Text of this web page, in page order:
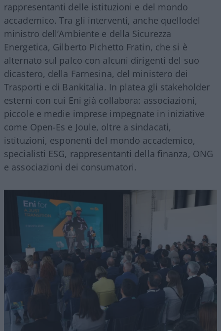
rappresentanti delle istituzioni e del mondo
accademico. Tra gli interventi, anche quellodel
ministro dell’Ambiente e della Sicurezza
Energetica, Gilberto Pichetto Fratin, che si è
alternato sul palco con alcuni dirigenti del suo
dicastero, della Farnesina, del ministero dei
Trasporti e di Bankitalia. In platea gli stakeholder
esterni con cui Eni già collabora: associazioni,
piccole e medie imprese impegnate in iniziative
come Open-Es e Joule, oltre a sindacati,
istituzioni, esponenti del mondo accademico,
specialisti ESG, rappresentanti della finanza, ONG
e associazioni dei consumatori.